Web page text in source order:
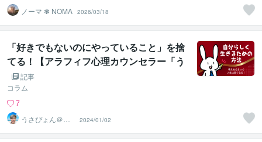
ノーマ ❃ NOMA 2026/03/18
「好きでもないのにやっていること」を捨
てる！【アラフィフ心理カウンセラー「う
さぴょん」のココナラ電話相談】
記事
コラム
7
うさぴょん＠癒
し系アラフィフ
心寄り添い人
2024/01/02